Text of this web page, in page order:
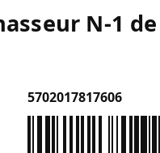
N-1
5702017817606